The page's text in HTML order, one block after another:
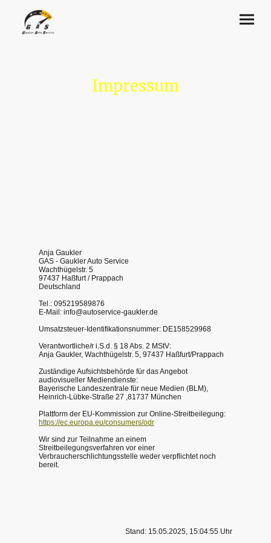
Impressum
Anja Gaukler
GAS - Gaukler Auto Service
Wachthügelstr. 5
97437 Haßfurt / Prappach
Deutschland
Tel.: 095219589876
E-Mail: info@autoservice-gaukler.de
Umsatzsteuer-Identifikationsnummer: DE158529968
Verantwortliche/r i.S.d. § 18 Abs. 2 MStV:
Anja Gaukler, Wachthügelstr. 5, 97437 Haßfurt/Prappach
Zuständige Aufsichtsbehörde für das Angebot
audiovisueller Mediendienste:
Bayerische Landeszentrale für neue Medien (BLM),
Heinrich-Lübke-Straße 27 ,81737 München
Plattform der EU-Kommission zur Online-Streitbeilegung:
https://ec.europa.eu/consumers/odr
Wir sind zur Teilnahme an einem
Streitbeilegungsverfahren vor einer
Verbraucherschlichtungsstelle weder verpflichtet noch
bereit.
Stand: 15.05.2025, 15:04:55 Uhr